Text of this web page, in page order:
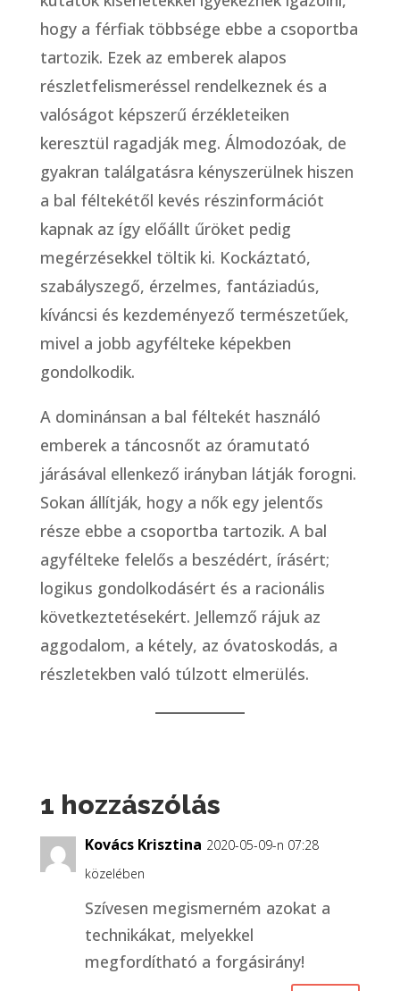
hogy a férfiak többsége ebbe a csoportba
tartozik. Ezek az emberek alapos
részletfelismeréssel rendelkeznek és a
valóságot képszerű érzékleteiken
keresztül ragadják meg. Álmodozóak, de
gyakran találgatásra kényszerülnek hiszen
a bal féltekétől kevés részinformációt
kapnak az így előállt űröket pedig
megérzésekkel töltik ki. Kockáztató,
szabályszegő, érzelmes, fantáziadús,
kíváncsi és kezdeményező természetűek,
mivel a jobb agyfélteke képekben
gondolkodik.
A dominánsan a bal féltekét használó
emberek a táncosnőt az óramutató
járásával ellenkező irányban látják forogni.
Sokan állítják, hogy a nők egy jelentős
része ebbe a csoportba tartozik. A bal
agyfélteke felelős a beszédért, írásért;
logikus gondolkodásért és a racionális
következtetésekért. Jellemző rájuk az
aggodalom, a kétely, az óvatoskodás, a
részletekben való túlzott elmerülés.
1 hozzászólás
Kovács Krisztina 2020-05-09-n 07:28
közelében
Szívesen megismerném azokat a
technikákat, melyekkel
megfordítható a forgásirány!